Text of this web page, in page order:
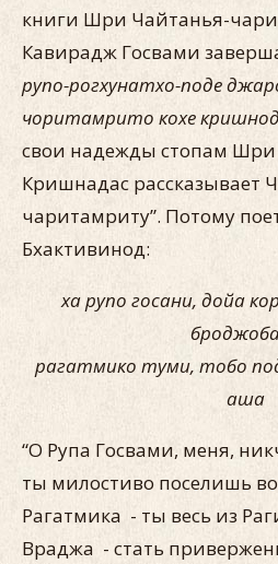
книги Шри Чайтанья-
Кавирадж Госвами
рупо-рогхунатхо-поде
чоритамрито кохе
свои надежды стопам Шри
Кришнадас рассказывает
чаритамриту”. Потому
Бхактивинод:
ха рупо госани, дойа
рагатмико туми, тобо
аша
“О Рупа Госвами, меня,
ты милостиво поселишь
Рагатмика - ты весь из
Враджа - стать